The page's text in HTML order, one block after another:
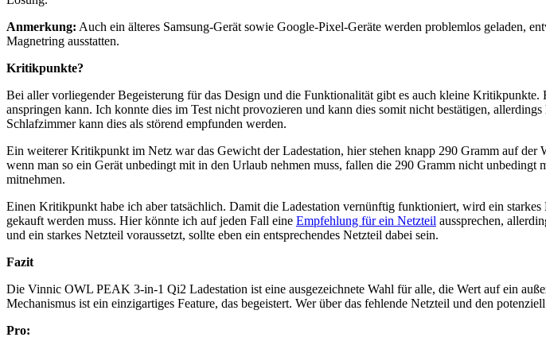
Anmerkung: Auch ein älteres Samsung-Gerät sowie Google-Pixel-Geräte werden problemlos geladen,
Magnetring ausstatten.
Kritikpunkte?
Bei aller vorliegender Begeisterung für das Design und die Funktionalität gibt es auch kleine
anspringen kann. Ich konnte dies im Test nicht provozieren und kann dies somit nicht bestätigen,
Schlafzimmer kann dies als störend empfunden werden.
Ein weiterer Kritikpunkt im Netz war das Gewicht der Ladestation, hier stehen knapp 290 Gramm auf der
wenn man so ein Gerät unbedingt mit in den Urlaub nehmen muss, fallen die 290 Gramm nicht
mitnehmen.
Einen Kritikpunkt habe ich aber tatsächlich. Damit die Ladestation vernünftig funktioniert, wird ein
gekauft werden muss. Hier könnte ich auf jeden Fall eine Empfehlung für ein Netzteil aussprechen,
und ein starkes Netzteil voraussetzt, sollte eben ein entsprechendes Netzteil dabei sein.
Fazit
Die Vinnic OWL PEAK 3-in-1 Qi2 Ladestation ist eine ausgezeichnete Wahl für alle, die Wert auf ein
Mechanismus ist ein einzigartiges Feature, das begeistert. Wer über das fehlende Netzteil und den
Pro: